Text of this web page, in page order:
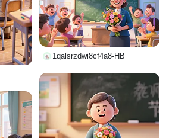
1qalsrzdwi8cf4a8-HB